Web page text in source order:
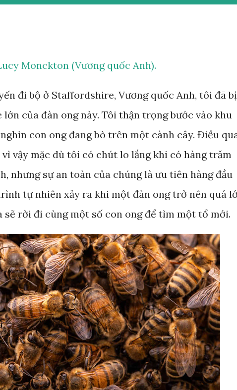
Monckton (Vương quốc Anh).
đi bộ ở Staffordshire, Vương quốc Anh, tôi đã bị
của đàn ong này. Tôi thận trọng bước vào khu
con ong đang bò trên một cành cây. Điều
vậy mặc dù tôi có chút lo lắng khi có hàng trăm
nhưng sự an toàn của chúng là ưu tiên hàng đầu
tự nhiên xảy ra khi một đàn ong trở nên quá
sẽ rời đi cùng một số con ong để tìm một tổ mới.